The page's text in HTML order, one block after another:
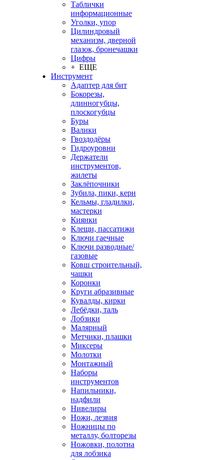
Таблички
информационные
Уголки, упор
Цилиндровый
механизм, дверной
глазок, бронечашки
Цифры
+ ЕЩЕ
Инструмент
Адаптер для бит
Бокорезы,
длинногубцы,
плоскогубцы
Буры
Валики
Гвоздодёры
Гидроуровни
Держатели
инструментов,
жилеты
Заклёпочники
Зубила, пики, керн
Кельмы, гладилки,
мастерки
Киянки
Клещи, пассатижи
Ключи гаечные
Ключи разводные/
газовые
Ковш строительный,
чашки
Коронки
Круги абразивные
Кувалды, кирки
Лебёдки, таль
Лобзики
Малярный
Метчики, плашки
Миксеры
Молотки
Монтажный
Наборы
инструментов
Напильники,
надфили
Нивелиры
Ножи, лезвия
Ножницы по
металлу, болторезы
Ножовки, полотна
для лобзика